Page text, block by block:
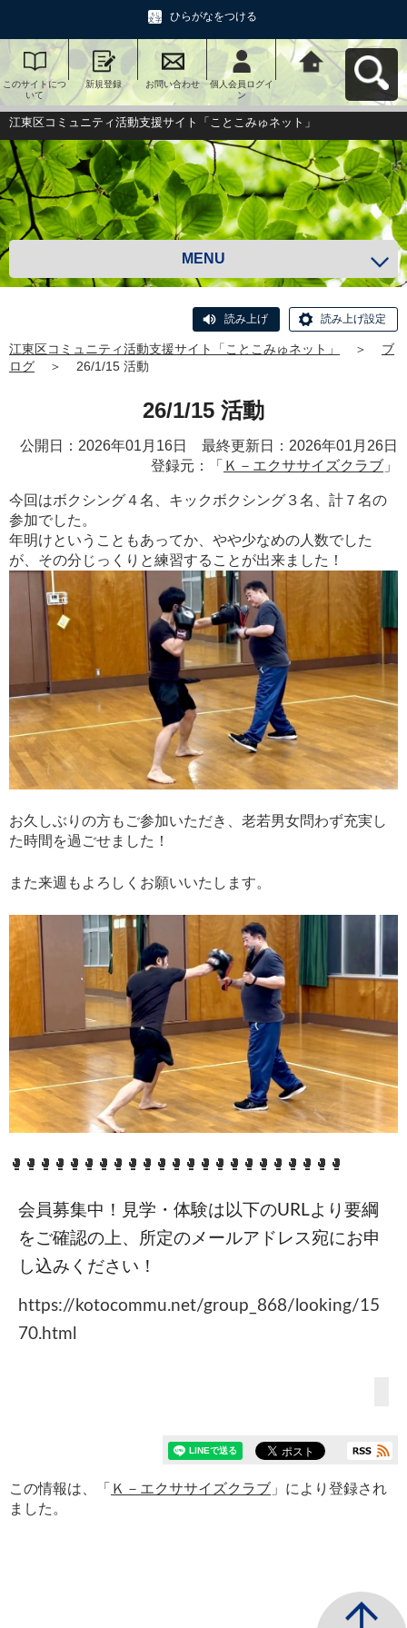
ひらがなをつける
このサイトにつ
いて
新規登録 お問い合わせ
個人会員ログイ
ン
江東区コミュニ
ティ活動支援サ
イト「ことこみ
ゅネット」へ戻
る
江東区コミュニティ活動支援サイト「ことこみゅネット」
MENU
読み上げ 読み上げ設定
江東区コミュニティ活動支援サイト「ことこみゅネット」 ＞
ブ
ログ
＞ 26/1/15 活動
26/1/15 活動
公開日：2026年01月16日 最終更新日：2026年01月26日
登録元：「 Ｋ－エクササイズクラブ 」
今回はボクシング４名、キックボクシング３名、計７名の
参加でした。
年明けということもあってか、やや少なめの人数でした
が、その分じっくりと練習することが出来ました！
お久しぶりの方もご参加いただき、老若男女問わず充実し
た時間を過ごせました！
また来週もよろしくお願いいたします。
🥊🥊🥊🥊🥊🥊🥊🥊🥊🥊🥊🥊🥊🥊🥊🥊🥊🥊🥊🥊🥊🥊🥊
会員募集中！見学・体験は以下のURLより要綱
をご確認の上、所定のメールアドレス宛にお申
し込みください！
https://kotocommu.net/group_868/looking/15
70.html
この情報は、「 Ｋ－エクササイズクラブ 」により登録され
ました。